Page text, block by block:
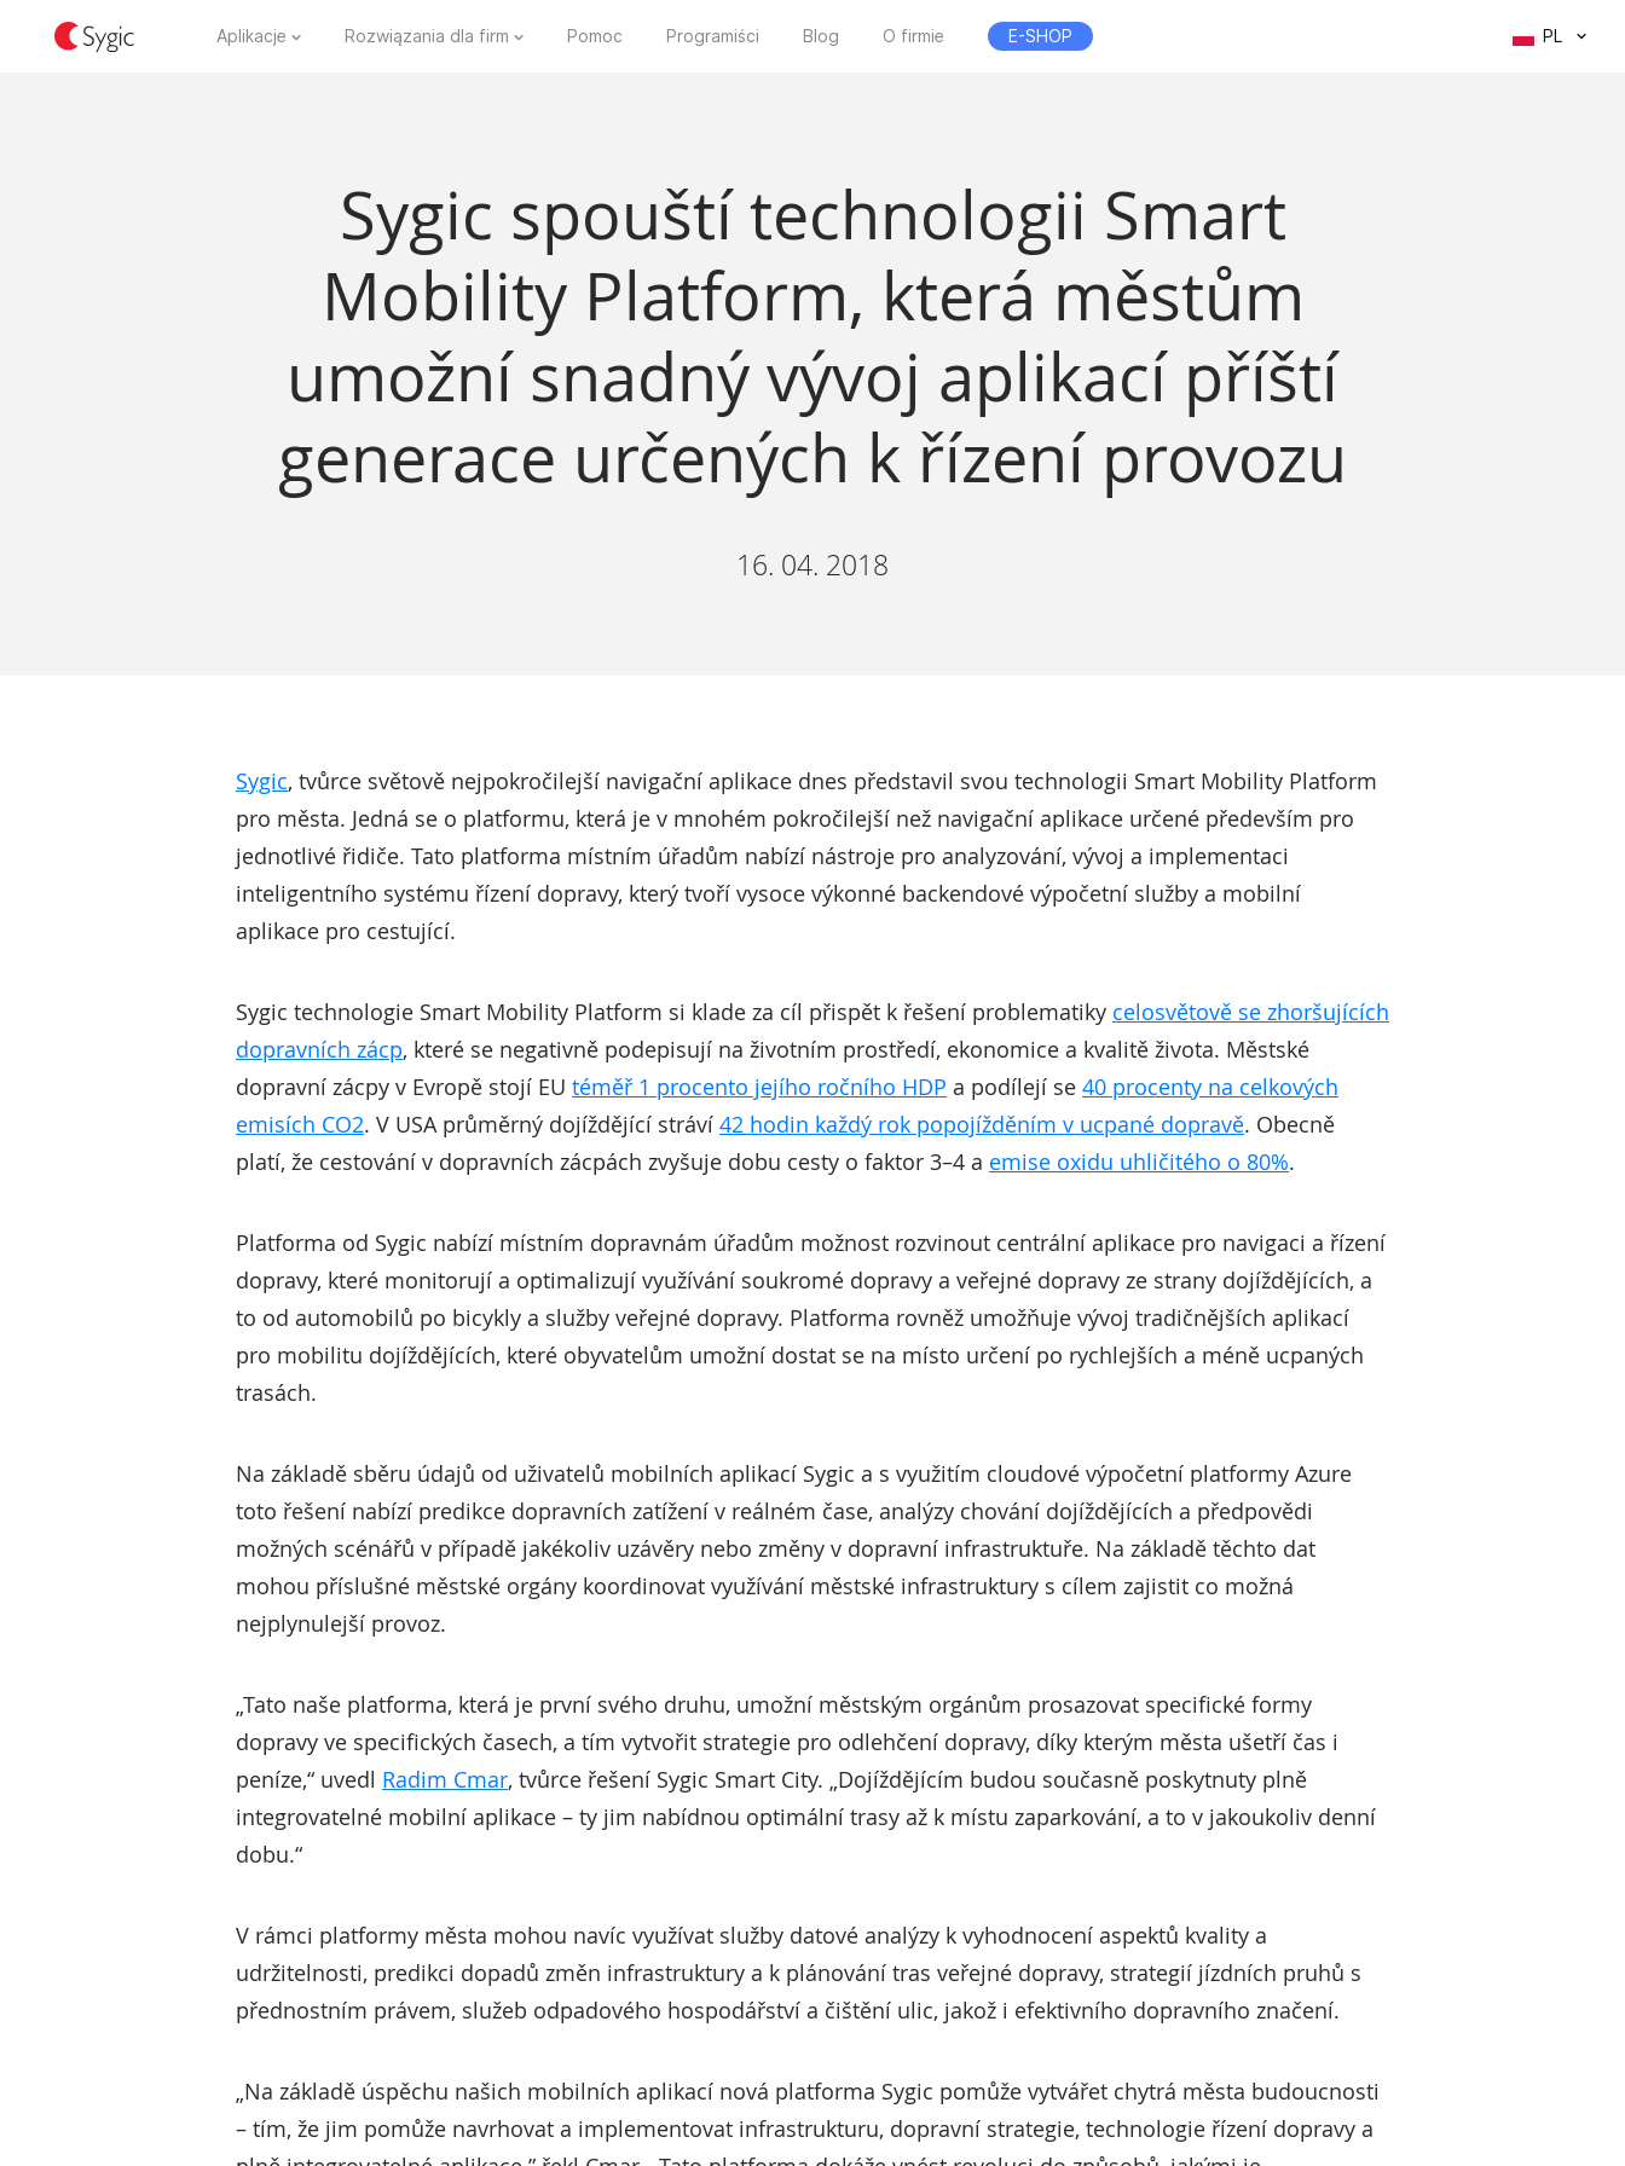
Aplikacje Rozwiązania dla firm Pomoc Programiści Blog O firmie E-SHOP PL
Sygic spouští technologii Smart
Mobility Platform, která městům
umožní snadný vývoj aplikací příští
generace určených k řízení provozu
16. 04. 2018
Sygic, tvůrce světově nejpokročilejší navigační aplikace dnes představil svou technologii Smart Mobility Platform
pro města. Jedná se o platformu, která je v mnohém pokročilejší než navigační aplikace určené především pro
jednotlivé řidiče. Tato platforma místním úřadům nabízí nástroje pro analyzování, vývoj a implementaci
inteligentního systému řízení dopravy, který tvoří vysoce výkonné backendové výpočetní služby a mobilní
aplikace pro cestující.
Sygic technologie Smart Mobility Platform si klade za cíl přispět k řešení problematiky celosvětově se zhoršujících
dopravních zácp, které se negativně podepisují na životním prostředí, ekonomice a kvalitě života. Městské
dopravní zácpy v Evropě stojí EU téměř 1 procento jejího ročního HDP a podílejí se 40 procenty na celkových
emisích CO2. V USA průměrný dojíždějící stráví 42 hodin každý rok popojížděním v ucpané dopravě. Obecně
platí, že cestování v dopravních zácpách zvyšuje dobu cesty o faktor 3–4 a emise oxidu uhličitého o 80%.
Platforma od Sygic nabízí místním dopravnám úřadům možnost rozvinout centrální aplikace pro navigaci a řízení
dopravy, které monitorují a optimalizují využívání soukromé dopravy a veřejné dopravy ze strany dojíždějících, a
to od automobilů po bicykly a služby veřejné dopravy. Platforma rovněž umožňuje vývoj tradičnějších aplikací
pro mobilitu dojíždějících, které obyvatelům umožní dostat se na místo určení po rychlejších a méně ucpaných
trasách.
Na základě sběru údajů od uživatelů mobilních aplikací Sygic a s využitím cloudové výpočetní platformy Azure
toto řešení nabízí predikce dopravních zatížení v reálném čase, analýzy chování dojíždějících a předpovědi
možných scénářů v případě jakékoliv uzávěry nebo změny v dopravní infrastruktuře. Na základě těchto dat
mohou příslušné městské orgány koordinovat využívání městské infrastruktury s cílem zajistit co možná
nejplynulejší provoz.
„Tato naše platforma, která je první svého druhu, umožní městským orgánům prosazovat specifické formy
dopravy ve specifických časech, a tím vytvořit strategie pro odlehčení dopravy, díky kterým města ušetří čas i
peníze,“ uvedl Radim Cmar, tvůrce řešení Sygic Smart City. „Dojíždějícím budou současně poskytnuty plně
integrovatelné mobilní aplikace – ty jim nabídnou optimální trasy až k místu zaparkování, a to v jakoukoliv denní
dobu.“
V rámci platformy města mohou navíc využívat služby datové analýzy k vyhodnocení aspektů kvality a
udržitelnosti, predikci dopadů změn infrastruktury a k plánování tras veřejné dopravy, strategií jízdních pruhů s
přednostním právem, služeb odpadového hospodářství a čištění ulic, jakož i efektivního dopravního značení.
„Na základě úspěchu našich mobilních aplikací nová platforma Sygic pomůže vytvářet chytrá města budoucnosti
– tím, že jim pomůže navrhovat a implementovat infrastrukturu, dopravní strategie, technologie řízení dopravy a